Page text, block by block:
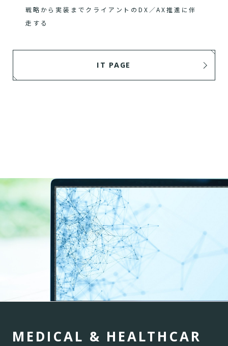
戦略から実装までクライアントのDX／AX推進に伴
走する
IT PAGE
M EDI CAL & H EALTH CAR